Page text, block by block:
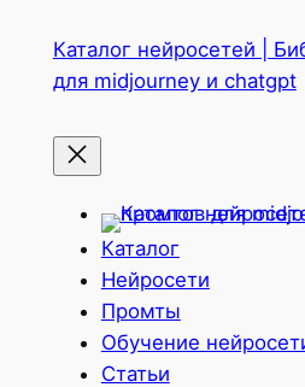
содержимому
Каталог нейросетей |
для midjourney и chatgpt
Каталог
Нейросети
Промты
Обучение
Статьи